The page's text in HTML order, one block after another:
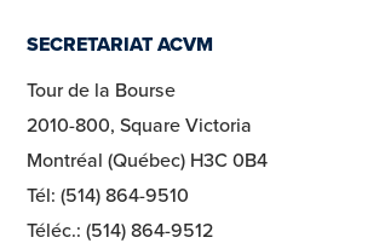
SECRETARIAT ACVM
Tour de la Bourse
2010-800, Square Victoria
Montréal (Québec) H3C 0B4
Tél: (514) 864-9510
Téléc.: (514) 864-9512